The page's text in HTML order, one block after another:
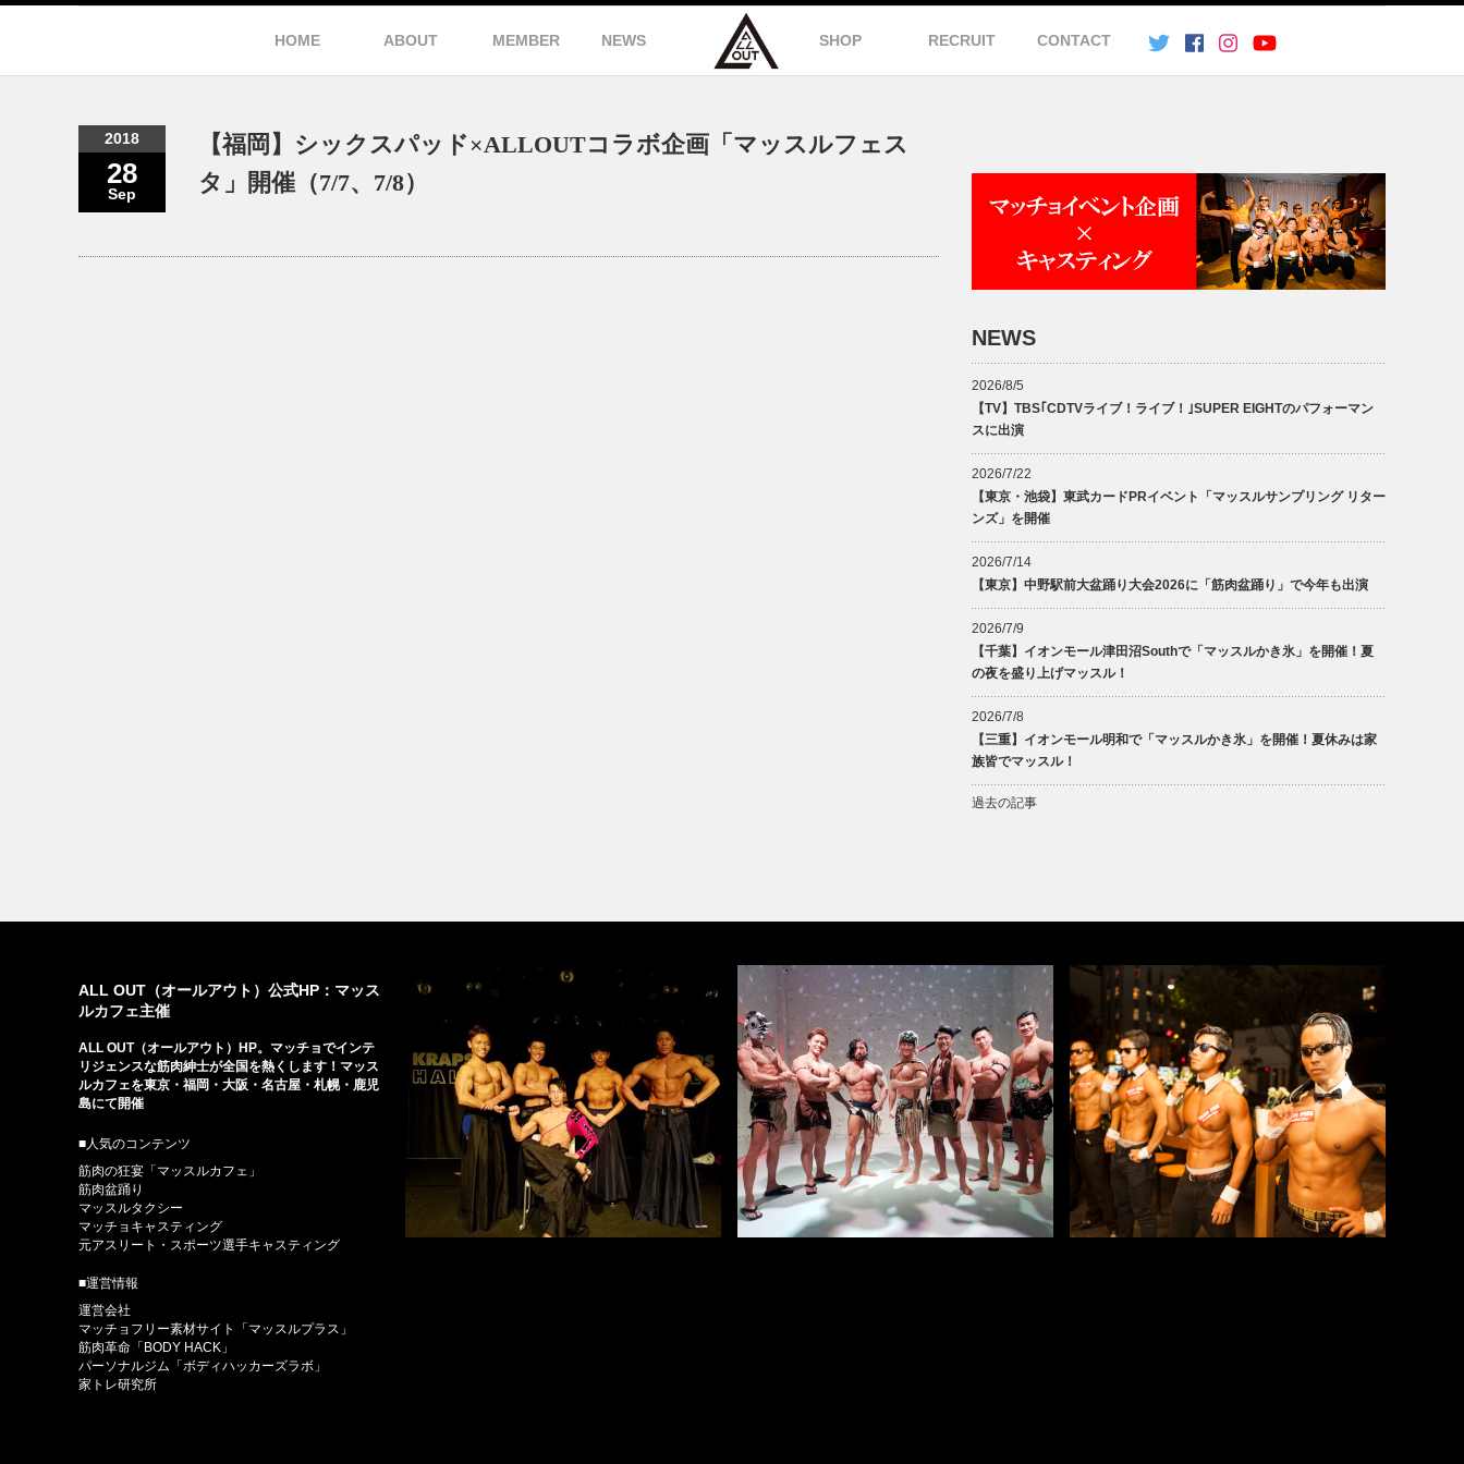
HOME ABOUT MEMBER NEWS SHOP RECRUIT CONTACT
2018
28
Sep
【福岡】シックスパッド×ALLOUTコラボ企画「マッスルフェス
タ」開催（7/7、7/8）
NEWS
2026/8/5
【TV】TBS｢CDTVライブ！ライブ！｣SUPER EIGHTのパフォーマン
スに出演
2026/7/22
【東京・池袋】東武カードPRイベント「マッスルサンプリング リター
ンズ」を開催
2026/7/14
【東京】中野駅前大盆踊り大会2026に「筋肉盆踊り」で今年も出演
2026/7/9
【千葉】イオンモール津田沼Southで「マッスルかき氷」を開催！夏
の夜を盛り上げマッスル！
2026/7/8
【三重】イオンモール明和で「マッスルかき氷」を開催！夏休みは家
族皆でマッスル！
過去の記事
ALL OUT（オールアウト）公式HP：マッス
ルカフェ主催
ALL OUT（オールアウト）HP。マッチョでインテ
リジェンスな筋肉紳士が全国を熱くします！マッス
ルカフェを東京・福岡・大阪・名古屋・札幌・鹿児
島にて開催
■人気のコンテンツ
筋肉の狂宴「マッスルカフェ」
筋肉盆踊り
マッスルタクシー
マッチョキャスティング
元アスリート・スポーツ選手キャスティング
■運営情報
運営会社
マッチョフリー素材サイト「マッスルプラス」
筋肉革命「BODY HACK」
パーソナルジム「ボディハッカーズラボ」
家トレ研究所